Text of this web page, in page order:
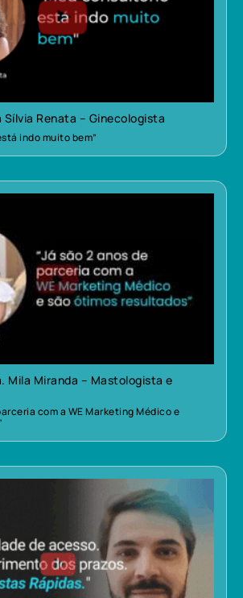
Sílvia Renata – Ginecologista
indo muito bem”
Mila Miranda – Mastologista e
com a WE Marketing Médico e